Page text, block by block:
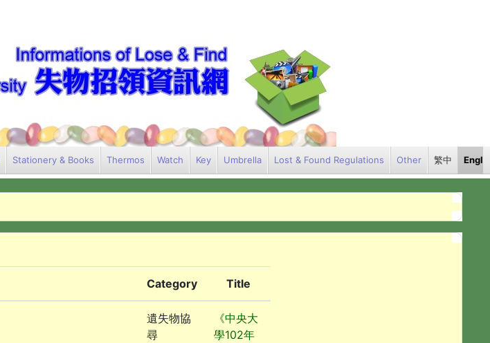
Stationery & Books Thermos Watch Key Umbrella Lost & Found Regulations Other 繁中
Category Title
遺失物協
尋
《中央大
學102年